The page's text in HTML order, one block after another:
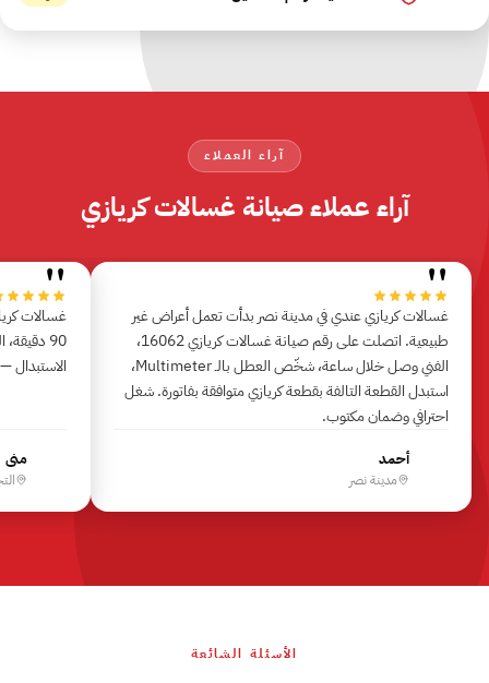
آراء العملاء
آراء عملاء صيانة غسالات كريازي
"
غسالات كريازي عندي في مدينة نصر بدأت تعمل أعراض غير
طبيعية. اتصلت على رقم صيانة غسالات كريازي 16062،
الفني وصل خلال ساعة، شخّص العطل بالـ Multimeter،
استبدل القطعة التالفة بقطعة كريازي متوافقة بفاتورة. شغل
احترافي وضمان مكتوب.
أحمد
مدينة نصر
"
غسالات
90
منى
الأسئلة الشائعة